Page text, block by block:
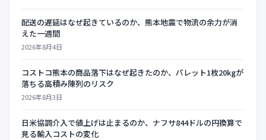
配送の遅延はなぜ起きているのか、熊本地震で物流の余力が消
えた一週間
2026年8月4日
コストコ熊本の商品落下はなぜ起きたのか、パレット1枚20kgが
落ちる高積み陳列のリスク
2026年8月3日
日米協調介入で値上げは止まるのか、ナフサ844ドルの円換算で
見る輸入コストの変化